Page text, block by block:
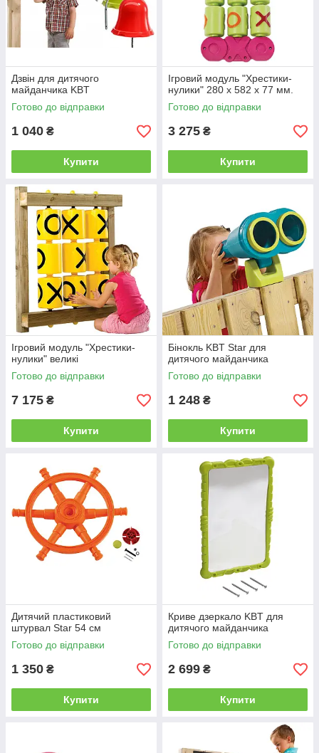
Дзвін для дитячого
майданчика KBT
Готово до відправки
1 040 ₴
Купити
Ігровий модуль "Хрестики-
нулики" 280 x 582 x 77 мм.
Готово до відправки
3 275 ₴
Купити
Ігровий модуль "Хрестики-
нулики" великі
Готово до відправки
7 175 ₴
Купити
Бінокль KBT Star для
дитячого майданчика
Готово до відправки
1 248 ₴
Купити
Дитячий пластиковий
штурвал Star 54 см
Готово до відправки
1 350 ₴
Купити
Криве дзеркало KBT для
дитячого майданчика
Готово до відправки
2 699 ₴
Купити